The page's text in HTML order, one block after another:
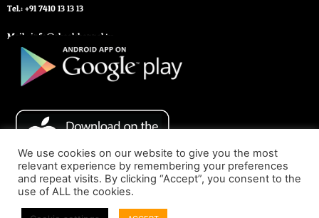
Tel.: +91 7410 13 13 13
Mail : info@akaalchannel.tv
We use cookies on our website to give you the most
relevant experience by remembering your preferences
and repeat visits. By clicking “Accept”, you consent to the
use of ALL the cookies.